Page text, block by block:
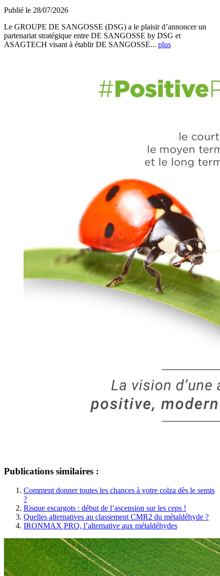
Publié le 28/07/2026
Le GROUPE DE SANGOSSE (DSG) a le plaisir d’annoncer un
partenariat stratégique entre DE SANGOSSE by DSG et
ASAGTECH visant à établir DE SANGOSSE... plus
Publications similaires :
Comment donner toutes les chances à votre colza dès le semis
?
Risque escargots : début de l’ascension sur les ceps !
Quelles alternatives au classement CMR2 du métaldéhyde ?
IRONMAX PRO, l’alternative aux métaldéhydes